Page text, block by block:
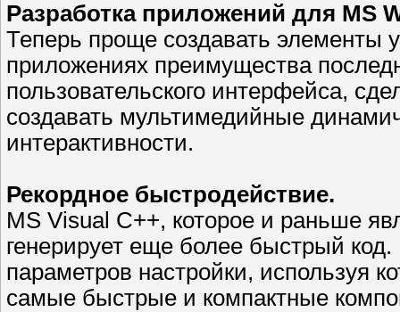
Разработка приложений для MS
Теперь проще создавать элементы
приложениях преимущества
пользовательского интерфейса,
создавать мультимедийные
интерактивности.
Рекордное быстродействие.
MS Visual C++, которое и раньше
генерирует еще более быстрый
параметров настройки, используя
самые быстрые и компактные